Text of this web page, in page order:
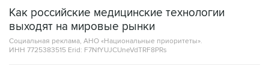
Как российские медицинские технологии
выходят на мировые рынки
Социальная реклама, АНО «Национальные приоритеты».
ИНН 7725383515 Erid: F7NfYUJCUneVdTRF8PRs